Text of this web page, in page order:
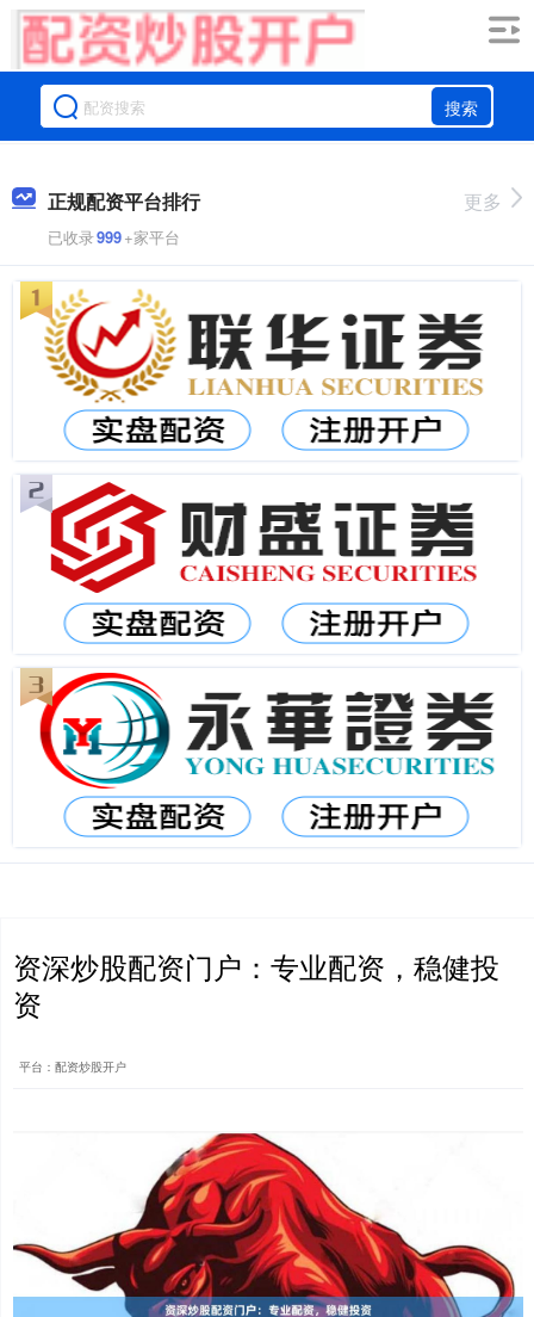
搜索
正规配资平台排行
已收录999+家平台
更多
资深炒股配资门户：专业配资，稳健投
资
平台：配资炒股开户